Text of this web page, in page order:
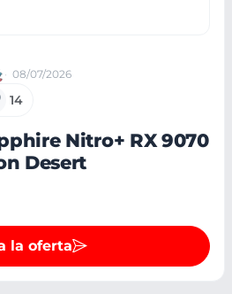
08/07/2026
14
Nitro+ RX 9070
Desert
la oferta